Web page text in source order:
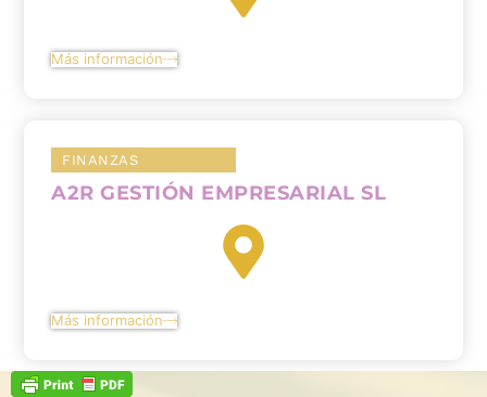
Más información
FINANZAS
A2R GESTIÓN EMPRESARIAL SL
Más información